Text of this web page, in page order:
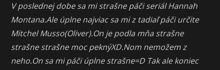
a
Mitchel
V poslednej dobe sa mi strašne páči seriál Hannah
Montana.Ale úplne najviac sa mi z tadiaľ páči určite
Mitchel Musso(Oliver).On je podla mňa strašne
strašne strašne moc peknýXD.Nom nemožem z
neho.On sa mi páči úplne strašne=D Tak ale koniec